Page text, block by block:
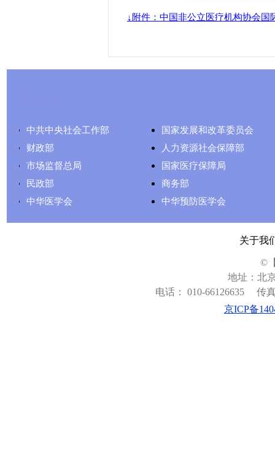
↓附件：中国非公立医疗机构协会
中共中央社会工作部
国家发展和改革委员会
财政部
人力资源社会保障部
市场监督总局
国家医疗保障局
民政部
商务部
中华医学会
中华预防医学会
关于我
©
地址：北
电话： 010-66126635
传
京ICP备